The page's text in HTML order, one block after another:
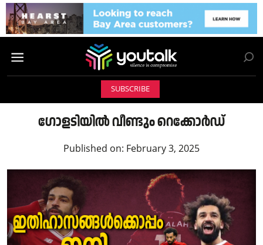
SUBSCRIBE
ഗോളടിയിൽ വീണ്ടും റെക്കോർഡ്
Published on: February 3, 2025